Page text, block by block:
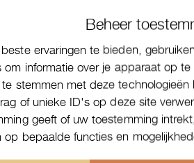
Beheer
ervaringen te bieden,
om informatie over je apparaat op
te stemmen met deze
of unieke ID's op deze site
geeft of uw toestemming
op bepaalde functies en